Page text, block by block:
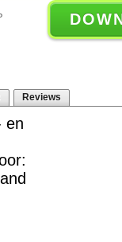
Reviews
en